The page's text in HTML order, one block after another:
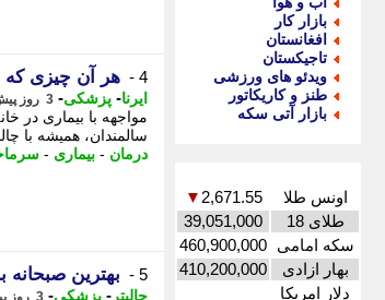
بازار کار
افغانستان
تاجیکستان
ویدئو های ورزشی
طنز و کاریکاتور
بازار آتی سکه
اونس طلا 2,671.55
▼
طلای 18
39,051,000
سکه امامی 460,900,000
بهار ازادی
410,200,000
دلار امریکا
4 - هر آن چیزی که
ایرنا- پزشکی- 3 روز پیش - دوشنبه 12 مرداد 1405، 14:16
مواجهه با بیماری در
سالمندان، همیشه با
درمان - بیماری -
5 - بهترین
جالبتر - پزشکی- 3 روز پیش - دوشنبه 12 مرداد 1405، 07:17